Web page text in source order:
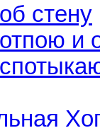
стену
и